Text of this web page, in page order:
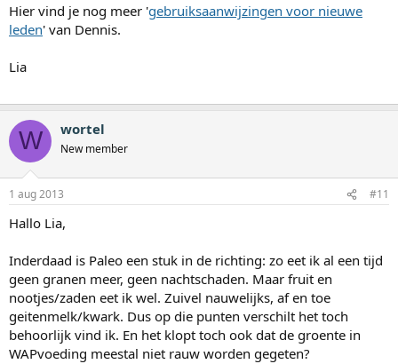
Hier vind je nog meer 'gebruiksaanwijzingen voor nieuwe
leden' van Dennis.
Lia
W wortel
New member
1 aug 2013 #11
Hallo Lia,
Inderdaad is Paleo een stuk in de richting: zo eet ik al een tijd
geen granen meer, geen nachtschaden. Maar fruit en
nootjes/zaden eet ik wel. Zuivel nauwelijks, af en toe
geitenmelk/kwark. Dus op die punten verschilt het toch
behoorlijk vind ik. En het klopt toch ook dat de groente in
WAPvoeding meestal niet rauw worden gegeten?